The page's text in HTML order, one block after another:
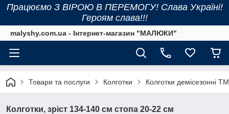
Працюємо З ВІРОЮ В ПЕРЕМОГУ! Слава Україні!
Героям слава!!!
malyshy.com.ua - Інтернет-магазин "МАЛЮКИ"
Товари та послуги Колготки Колготки демісезонні
Колготки, зріст 134-140 см стопа 20-22 см